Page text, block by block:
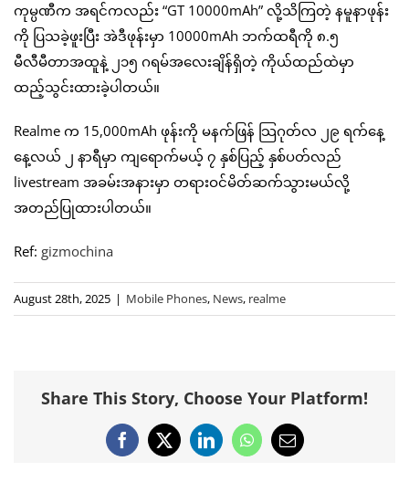
ကုမ္ပဏီက အရင်ကလည်း “GT 10000mAh” လို့သိကြတဲ့ နမူနာဖုန်း
ကို ပြသခဲ့ဖူးပြီး အဲဒီဖုန်းမှာ 10000mAh ဘက်ထရီကို ၈.၅
မီလီမီတာအထူနဲ့ ၂၁၅ ဂရမ်အလေးချိန်ရှိတဲ့ ကိုယ်ထည်ထဲမှာ
ထည့်သွင်းထားခဲ့ပါတယ်။
Realme က 15,000mAh ဖုန်းကို မနက်ဖြန် သြဂုတ်လ ၂၉ ရက်နေ့
နေ့လယ် ၂ နာရီမှာ ကျရောက်မယ့် ၇ နှစ်ပြည့် နှစ်ပတ်လည်
livestream အခမ်းအနားမှာ တရားဝင်မိတ်ဆက်သွားမယ်လို့
အတည်ပြုထားပါတယ်။
Ref: gizmochina
August 28th, 2025 | Mobile Phones, News, realme
Share This Story, Choose Your Platform!
Facebook
X LinkedInWhatsApp
Email